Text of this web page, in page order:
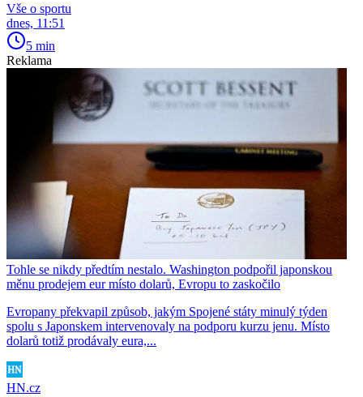
Vše o sportu
dnes, 11:51
5 min
Reklama
Tohle se nikdy předtím nestalo. Washington podpořil japonskou
měnu prodejem eur místo dolarů, Evropu to zaskočilo
Evropany překvapil způsob, jakým Spojené státy minulý týden
spolu s Japonskem intervenovaly na podporu kurzu jenu. Místo
dolarů totiž prodávaly eura,...
HN.cz